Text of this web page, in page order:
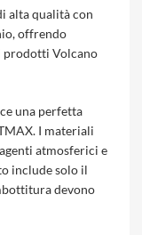
alta qualità con
offrendo
prodotti Volcano
una perfetta
I materiali
atmosferici e
include solo il
devono